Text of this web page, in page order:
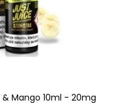
& Mango 10ml - 20mg